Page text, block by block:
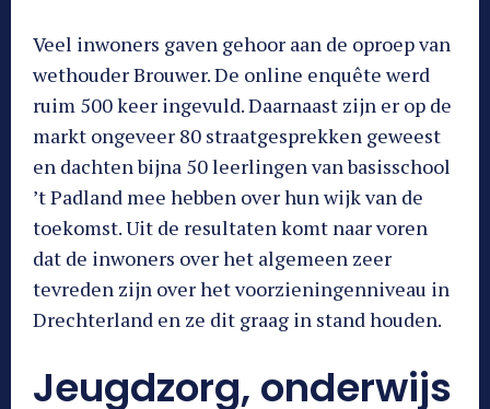
Veel inwoners gaven gehoor aan de oproep van
wethouder Brouwer. De online enquête werd
ruim 500 keer ingevuld. Daarnaast zijn er op de
markt ongeveer 80 straatgesprekken geweest
en dachten bijna 50 leerlingen van basisschool
’t Padland mee hebben over hun wijk van de
toekomst. Uit de resultaten komt naar voren
dat de inwoners over het algemeen zeer
tevreden zijn over het voorzieningenniveau in
Drechterland en ze dit graag in stand houden.
Jeugdzorg, onderwijs